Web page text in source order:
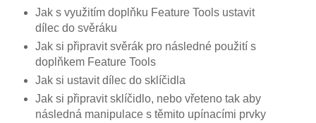
Jak s využitím doplňku Feature Tools ustavit
dílec do svěráku
Jak si připravit svěrák pro následné použití s
doplňkem Feature Tools
Jak si ustavit dílec do sklíčidla
Jak si připravit sklíčidlo, nebo vřeteno tak aby
následná manipulace s těmito upínacími prvky